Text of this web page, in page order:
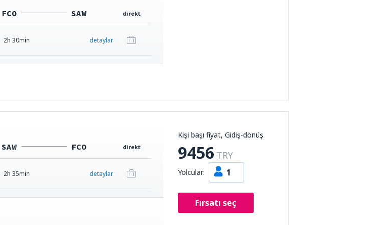
FCO SAW direkt
2h 30min detaylar
Kişi başı fiyat, Gidiş-dönüş
9456 TRY
Yolcular: 1
Fırsatı seç
SAW FCO direkt
2h 35min detaylar